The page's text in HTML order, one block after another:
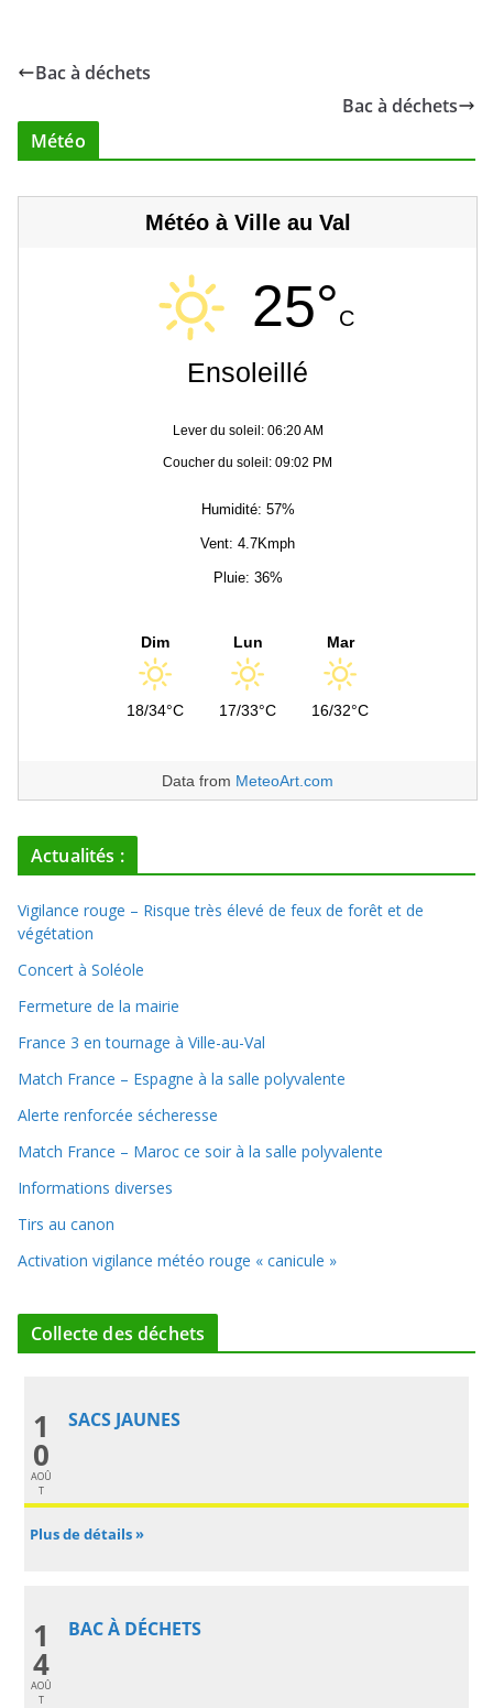
Bac à déchets
Bac à déchets
Météo
Météo à Ville au Val
25°C
Ensoleillé
Lever du soleil: 06:20 AM
Coucher du soleil: 09:02 PM
Humidité: 57%
Vent: 4.7Kmph
Pluie: 36%
Dim
18/34°C
Lun
17/33°C
Mar
16/32°C
Data from MeteoArt.com
Actualités :
Vigilance rouge – Risque très élevé de feux de forêt et de
végétation
Concert à Soléole
Fermeture de la mairie
France 3 en tournage à Ville-au-Val
Match France – Espagne à la salle polyvalente
Alerte renforcée sécheresse
Match France – Maroc ce soir à la salle polyvalente
Informations diverses
Tirs au canon
Activation vigilance météo rouge « canicule »
Collecte des déchets
1
0
AOÛ
T
SACS JAUNES
Plus de détails »
1
4
AOÛ
T
BAC À DÉCHETS